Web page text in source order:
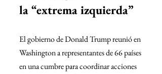
la “extrema izquierda”
El gobierno de Donald Trump reunió en
Washington a representantes de 66 países
en una cumbre para coordinar acciones